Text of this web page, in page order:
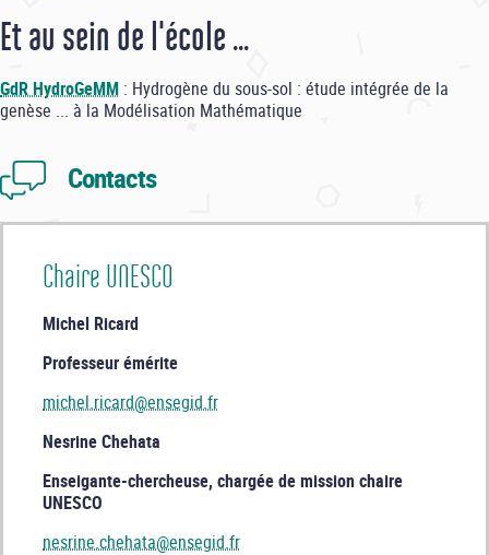
Et au sein de l'école ...
GdR HydroGeMM : Hydrogène du sous-sol : étude intégrée de la
genèse ... à la Modélisation Mathématique
Contacts
Chaire UNESCO
Michel Ricard
Professeur émérite
michel.ricard@ensegid.fr
Nesrine Chehata
Enseigante-chercheuse, chargée de mission chaire
UNESCO
nesrine.chehata@ensegid.fr